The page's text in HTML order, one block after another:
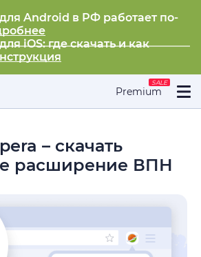
Android в РФ работает по-
iOS: где скачать и как
Premium
SALE
– скачать
расширение ВПН